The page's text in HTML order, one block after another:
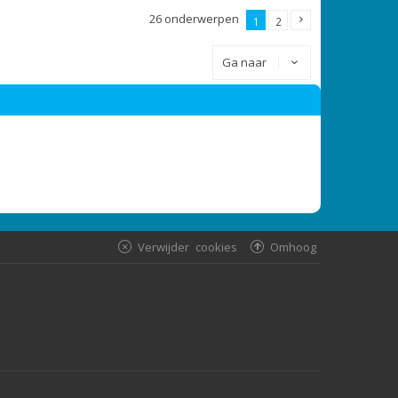
26 onderwerpen 1 2
Ga naar
Omhoog
Verwijder cookies